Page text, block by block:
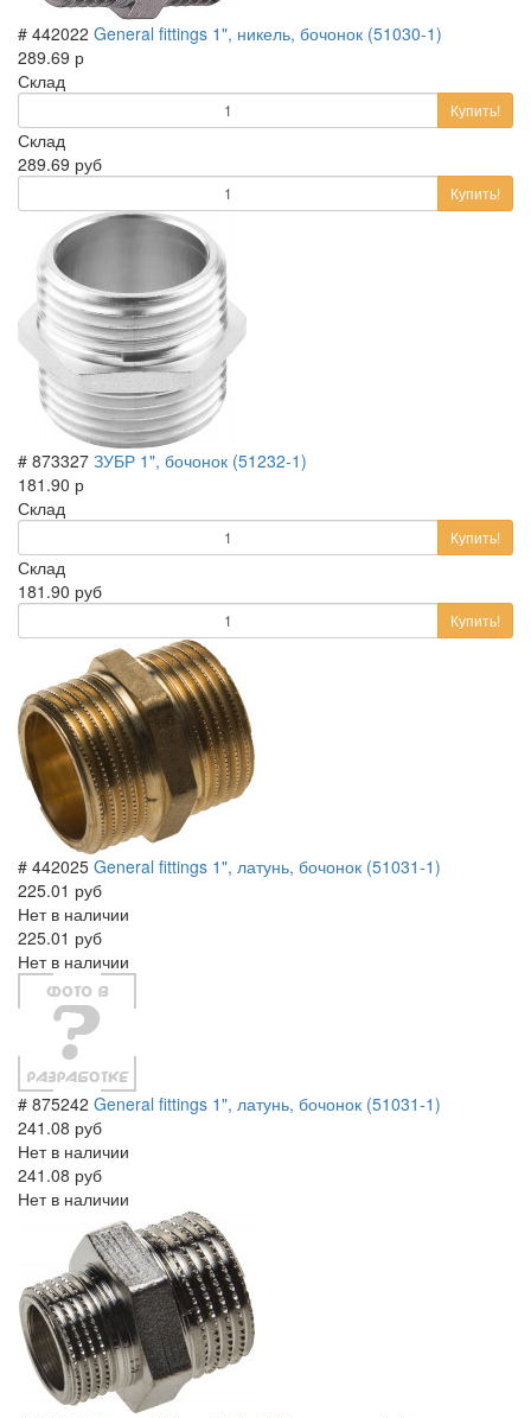
# 442022 General fittings 1", никель, бочонок (51030-1)
289.69 р
Склад
Купить!
Склад
289.69 руб
Купить!
# 873327 ЗУБР 1", бочонок (51232-1)
181.90 р
Склад
Купить!
Склад
181.90 руб
Купить!
# 442025 General fittings 1", латунь, бочонок (51031-1)
225.01 руб
Нет в наличии
225.01 руб
Нет в наличии
# 875242 General fittings 1", латунь, бочонок (51031-1)
241.08 руб
Нет в наличии
241.08 руб
Нет в наличии